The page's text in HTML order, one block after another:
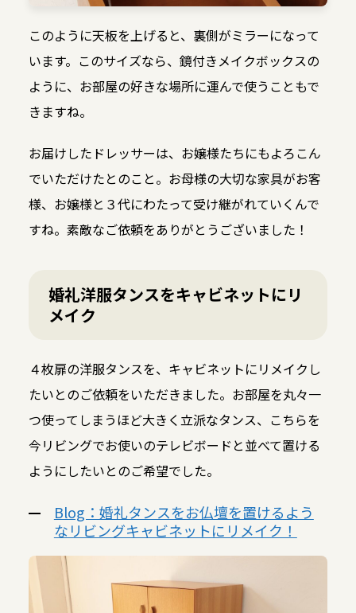
このように天板を上げると、裏側がミラーになって
います。このサイズなら、鏡付きメイクボックスの
ように、お部屋の好きな場所に運んで使うこともで
きますね。
お届けしたドレッサーは、お嬢様たちにもよろこん
でいただけたとのこと。お母様の大切な家具がお客
様、お嬢様と３代にわたって受け継がれていくんで
すね。素敵なご依頼をありがとうございました！
婚礼洋服タンスをキャビネットにリ
メイク
４枚扉の洋服タンスを、キャビネットにリメイクし
たいとのご依頼をいただきました。お部屋を丸々一
つ使ってしまうほど大きく立派なタンス、こちらを
今リビングでお使いのテレビボードと並べて置ける
ようにしたいとのご希望でした。
Blog：婚礼タンスをお仏壇を置けるよう
なリビングキャビネットにリメイク！